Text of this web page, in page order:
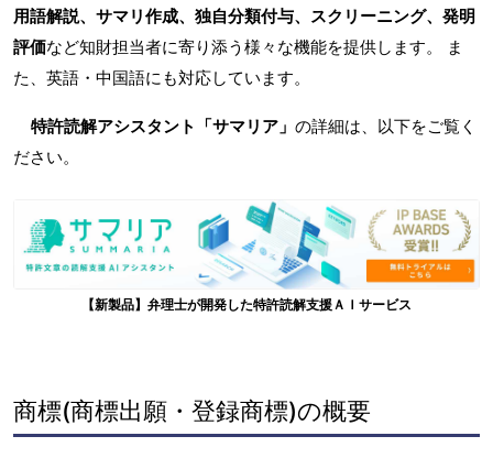
用語解説、サマリ作成、独自分類付与、スクリーニング、発明
評価など知財担当者に寄り添う様々な機能を提供します。 ま
た、英語・中国語にも対応しています。
特許読解アシスタント「サマリア」 の詳細は、以下をご覧く
ださい。
【新製品】弁理士が開発した特許読解支援ＡＩサービス
商標(商標出願・登録商標)の概要